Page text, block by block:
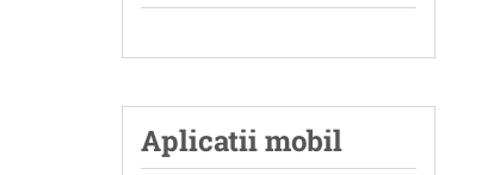
Aplicatii mobil